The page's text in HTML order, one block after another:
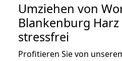
Umziehen von
Blankenburg Harz
stressfrei
Profitieren Sie von